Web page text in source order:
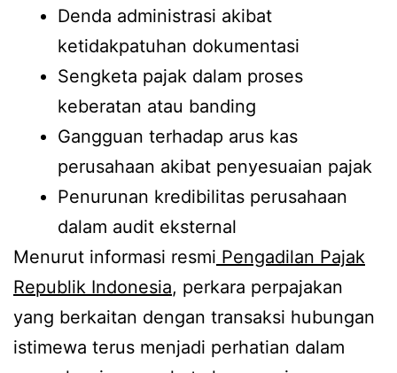
Denda administrasi akibat
ketidakpatuhan dokumentasi
Sengketa pajak dalam proses
keberatan atau banding
Gangguan terhadap arus kas
perusahaan akibat penyesuaian pajak
Penurunan kredibilitas perusahaan
dalam audit eksternal
Menurut informasi resmi Pengadilan Pajak
Republik Indonesia, perkara perpajakan
yang berkaitan dengan transaksi hubungan
istimewa terus menjadi perhatian dalam